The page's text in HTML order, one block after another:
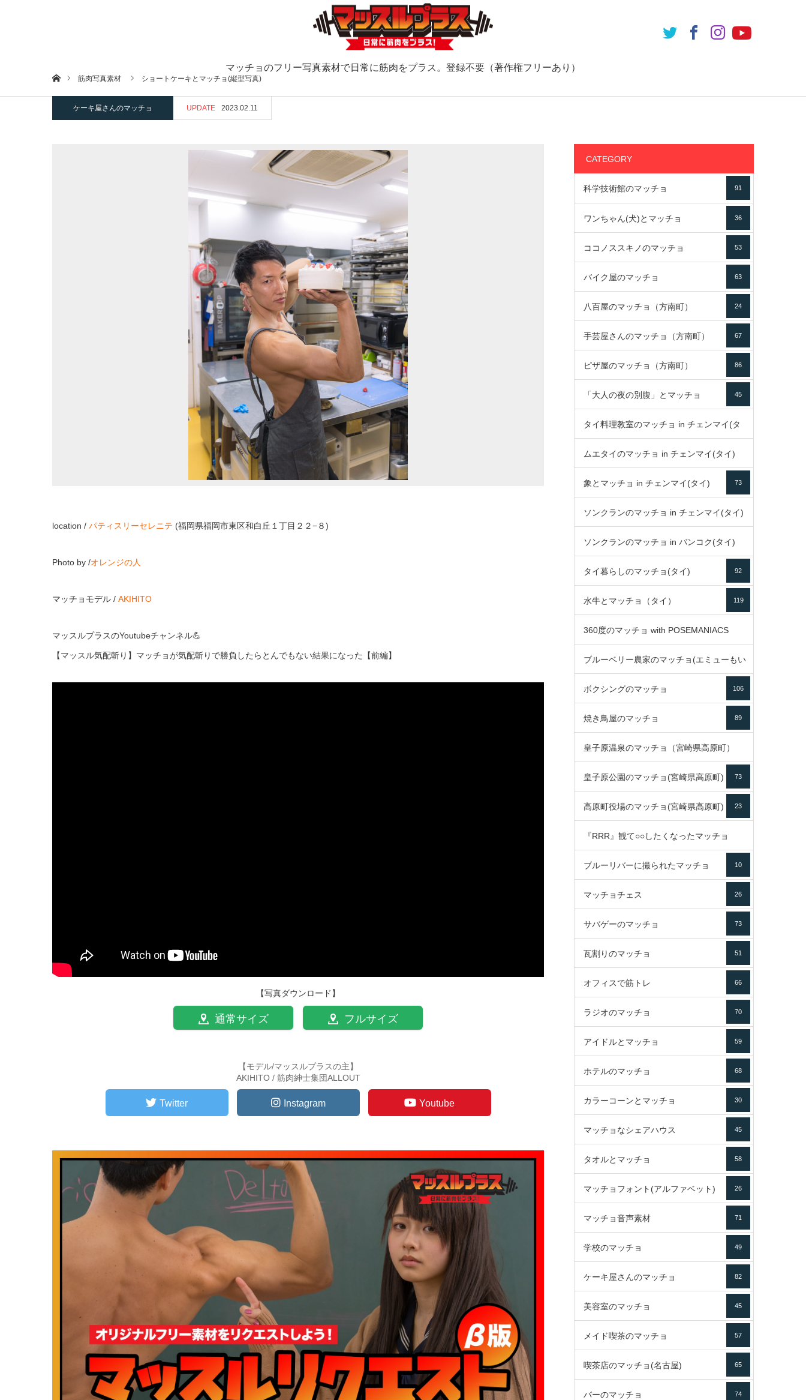
マッチョのフリー写真素材で日常に筋肉をプラス。登録不要（著作権フリーあり）
ホーム筋肉写真素材 ショートケーキとマッチョ(縦型写真)
ケーキ屋さんのマッチョ UPDATE 2023.02.11
location / パティスリーセレニテ (福岡県福岡市東区和白丘１丁目２２−８)
Photo by /オレンジの人
マッチョモデル / AKIHITO
マッスルプラスのYoutubeチャンネル💪
【マッスル気配斬り】マッチョが気配斬りで勝負したらとんでもない結果になった【前編】
【写真ダウンロード】
通常サイズ フルサイズ
【モデル/マッスルプラスの主】
AKIHITO / 筋肉紳士集団ALLOUT
Twitter Instagram Youtube
CATEGORY
科学技術館のマッチョ 91
ワンちゃん(犬)とマッチョ 36
ココノススキノのマッチョ 53
バイク屋のマッチョ 63
八百屋のマッチョ（方南町） 24
手芸屋さんのマッチョ（方南町） 67
ピザ屋のマッチョ（方南町） 86
「大人の夜の別腹」とマッチョ 45
タイ料理教室のマッチョ in チェンマイ(タ
イ)
ムエタイのマッチョ in チェンマイ(タイ)
79
象とマッチョ in チェンマイ(タイ) 73
ソンクランのマッチョ in チェンマイ(タイ)
ソンクランのマッチョ in バンコク(タイ)
85
タイ暮らしのマッチョ(タイ) 92
水牛とマッチョ（タイ） 119
360度のマッチョ with POSEMANIACS
49
ブルーベリー農家のマッチョ(エミューもい
るよ) 72
ボクシングのマッチョ 106
焼き鳥屋のマッチョ 89
皇子原温泉のマッチョ（宮崎県高原町）
133
皇子原公園のマッチョ(宮崎県高原町) 73
高原町役場のマッチョ(宮崎県高原町) 23
『RRR』観て○○したくなったマッチョ
16
ブルーリバーに撮られたマッチョ 10
マッチョチェス 26
サバゲーのマッチョ 73
瓦割りのマッチョ 51
オフィスで筋トレ 66
ラジオのマッチョ 70
アイドルとマッチョ 59
ホテルのマッチョ 68
カラーコーンとマッチョ 30
マッチョなシェアハウス 45
タオルとマッチョ 58
マッチョフォント(アルファベット) 26
マッチョ音声素材 71
学校のマッチョ 49
ケーキ屋さんのマッチョ 82
美容室のマッチョ 45
メイド喫茶のマッチョ 57
喫茶店のマッチョ(名古屋) 65
バーのマッチョ 74